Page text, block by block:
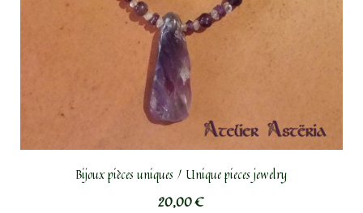
Bijoux pièces uniques / Unique pieces jewelry
20,00€